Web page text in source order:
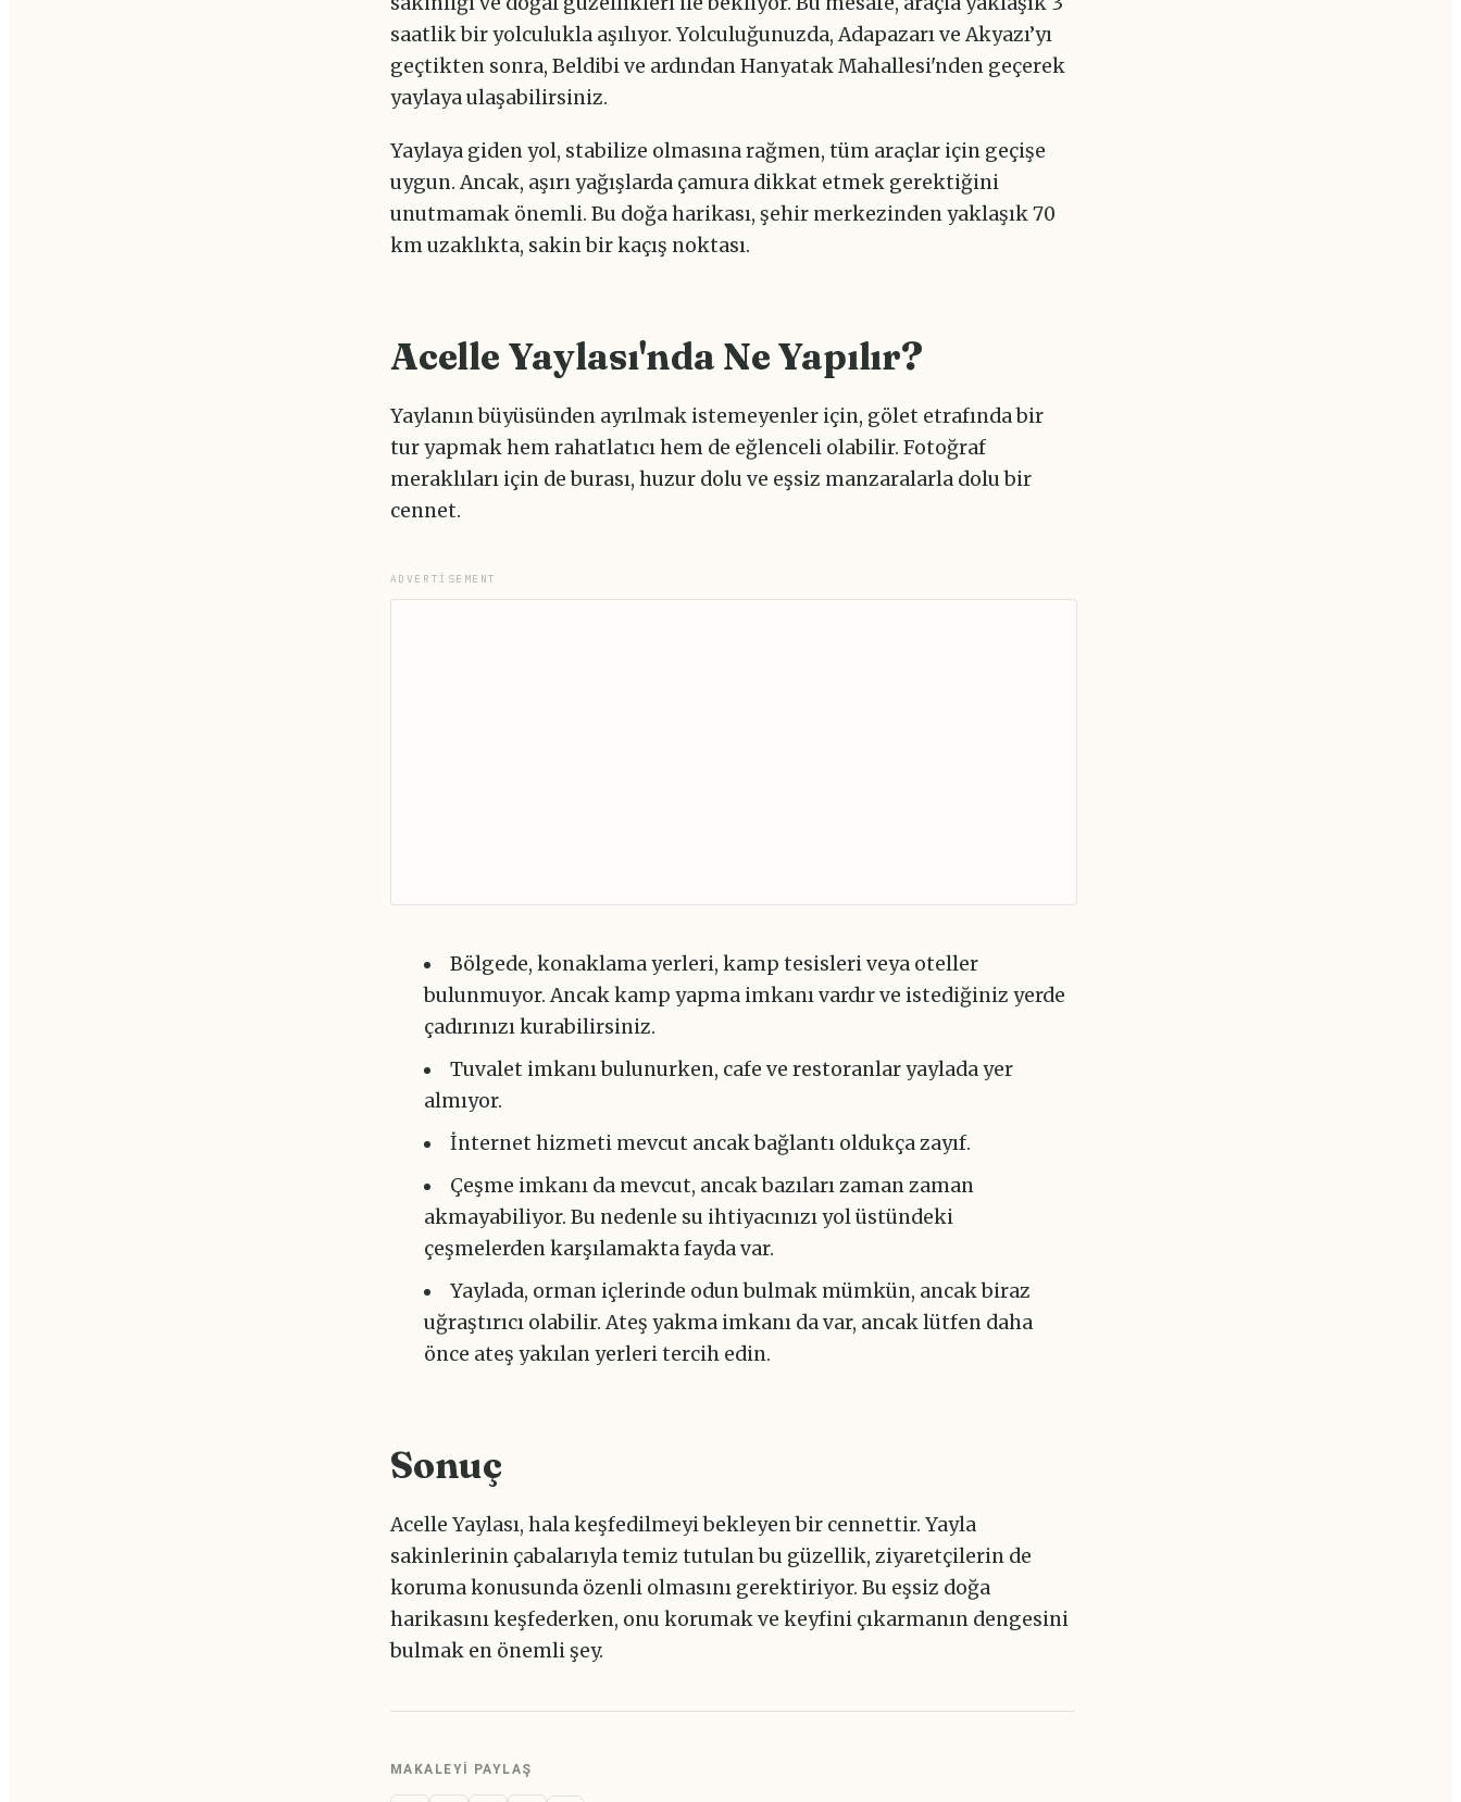
saatlik bir yolculukla aşılıyor. Yolculuğunuzda, Adapazarı ve Akyazı’yı
geçtikten sonra, Beldibi ve ardından Hanyatak Mahallesi'nden geçerek
yaylaya ulaşabilirsiniz.
Yaylaya giden yol, stabilize olmasına rağmen, tüm araçlar için geçişe
uygun. Ancak, aşırı yağışlarda çamura dikkat etmek gerektiğini
unutmamak önemli. Bu doğa harikası, şehir merkezinden yaklaşık 70
km uzaklıkta, sakin bir kaçış noktası.
Acelle Yaylası'nda Ne Yapılır?
Yaylanın büyüsünden ayrılmak istemeyenler için, gölet etrafında bir
tur yapmak hem rahatlatıcı hem de eğlenceli olabilir. Fotoğraf
meraklıları için de burası, huzur dolu ve eşsiz manzaralarla dolu bir
cennet.
ADVERTISEMENT
Bölgede, konaklama yerleri, kamp tesisleri veya oteller
bulunmuyor. Ancak kamp yapma imkanı vardır ve istediğiniz yerde
çadırınızı kurabilirsiniz.
Tuvalet imkanı bulunurken, cafe ve restoranlar yaylada yer
almıyor.
İnternet hizmeti mevcut ancak bağlantı oldukça zayıf.
Çeşme imkanı da mevcut, ancak bazıları zaman zaman
akmayabiliyor. Bu nedenle su ihtiyacınızı yol üstündeki
çeşmelerden karşılamakta fayda var.
Yaylada, orman içlerinde odun bulmak mümkün, ancak biraz
uğraştırıcı olabilir. Ateş yakma imkanı da var, ancak lütfen daha
önce ateş yakılan yerleri tercih edin.
Sonuç
Acelle Yaylası, hala keşfedilmeyi bekleyen bir cennettir. Yayla
sakinlerinin çabalarıyla temiz tutulan bu güzellik, ziyaretçilerin de
koruma konusunda özenli olmasını gerektiriyor. Bu eşsiz doğa
harikasını keşfederken, onu korumak ve keyfini çıkarmanın dengesini
bulmak en önemli şey.
MAKALEYI PAYLAŞ